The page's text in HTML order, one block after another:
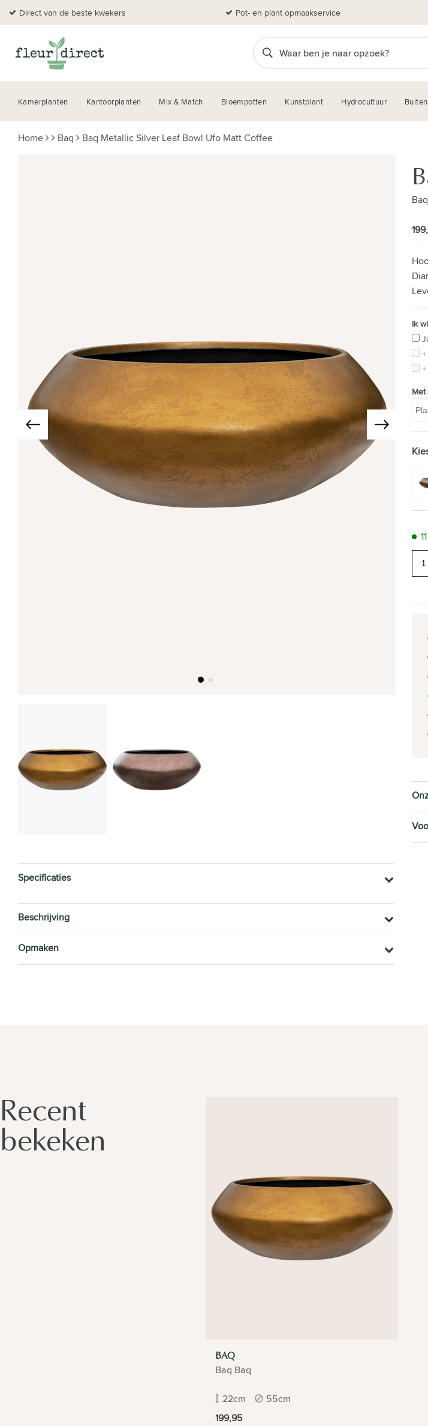
Direct van de beste kwekers Pot- en plant opmaakservice
Kamerplanten Kantoorplanten Mix & Match Bloempotten Kunstplant Hydrocultuur
Home Baq Baq Metallic Silver Leaf Bowl Ufo Matt Coffee
Specificaties
Beschrijving
Opmaken
Ik
Recent
bekeken
BAQ
Baq Baq
22cm
55cm
199,95